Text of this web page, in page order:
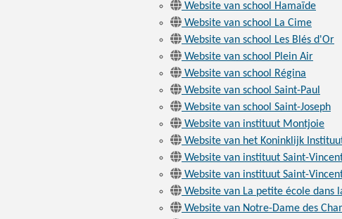
Website van school Hamaïde
Website van school La Cime
Website van school Les Blés d'Or
Website van school Plein Air
Website van school Régina
Website van school Saint-Paul
Website van school Saint-Joseph
Website van instituut Montjoie
Website van het Koninklijk
Website van instituut Saint-
Website van instituut Saint-
Website van La petite école dans
Website van Notre-Dame des